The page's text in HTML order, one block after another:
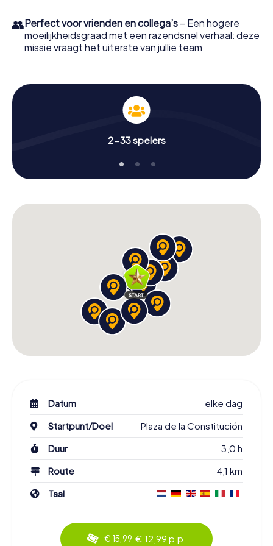
👥Perfect voor vrienden en collega’s – Een hogere
moeilijkheidsgraad met een razendsnel verhaal: deze
missie vraagt het uiterste van jullie team.
2-33 spelers
Datum
elke dag
Startpunt/Doel
Plaza de la Constitución
Duur
3,0 h
Route
4,1 km
Taal
€ 15,99 € 12,99 p.p.